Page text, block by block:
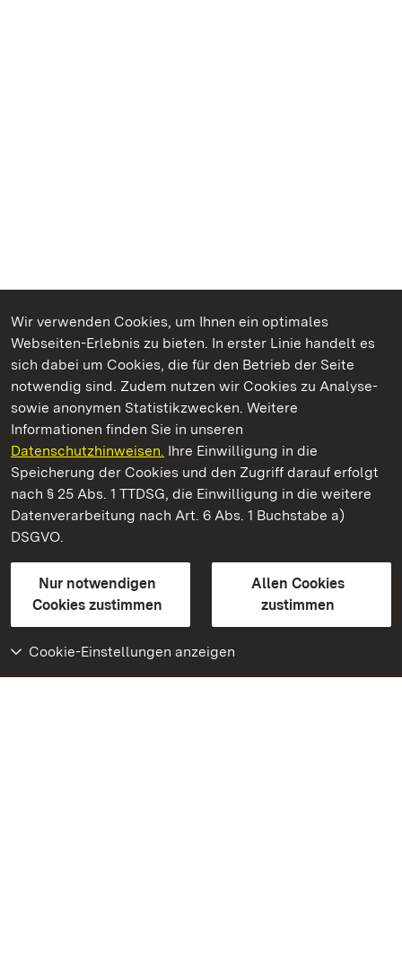
Wir verwenden Cookies, um Ihnen ein optimales
Webseiten-Erlebnis zu bieten. In erster Linie handelt es
sich dabei um Cookies, die für den Betrieb der Seite
notwendig sind. Zudem nutzen wir Cookies zu Analyse-
sowie anonymen Statistikzwecken. Weitere
Informationen finden Sie in unseren
Datenschutzhinweisen. Ihre Einwilligung in die
Speicherung der Cookies und den Zugriff darauf erfolgt
nach § 25 Abs. 1 TTDSG, die Einwilligung in die weitere
Datenverarbeitung nach Art. 6 Abs. 1 Buchstabe a)
DSGVO.
Nur notwendigen
Cookies zustimmen
Allen Cookies
zustimmen
Cookie-Einstellungen anzeigen
Kommen. Staunen. Genießen.
Residenzschloss Mergentheim
Staatliche Schlösser und Gärten Baden-Württemberg
Kontakt
GebärdenspracheLeichte Sprache
Erklärung zur Barrierefreiheit
BITV-konform (geprüfte Seiten)
Weiteres